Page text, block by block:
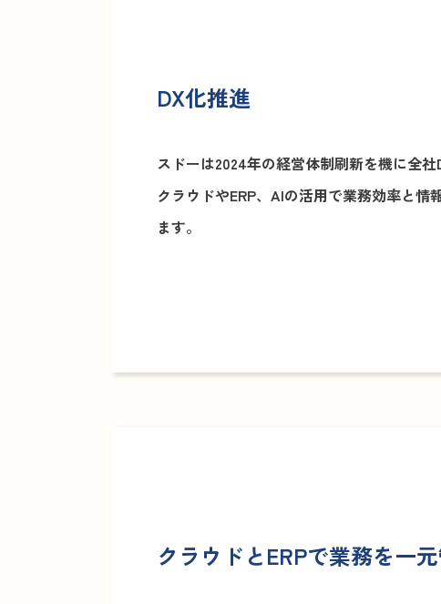
DX化推進
スドーは2024年の経営体制刷新を機に全社
クラウドやERP、AIの活用で業務効率と情
ます。
クラウドとERPで業務を一